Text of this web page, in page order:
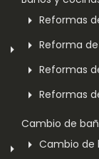
Reformas
Reforma
Reformas
Reformas
Cambio de
Cambio de